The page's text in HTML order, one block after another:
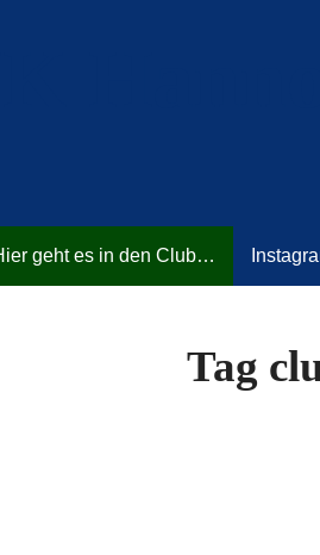
geht es in den Club…
Tag